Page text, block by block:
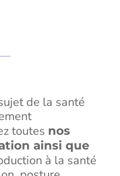
de la santé
toutes nos
ainsi que
à la santé